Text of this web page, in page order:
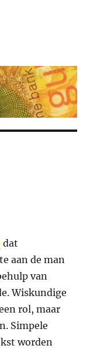
dat
aan de man
van
Wiskundige
rol, maar
Simpele
worden